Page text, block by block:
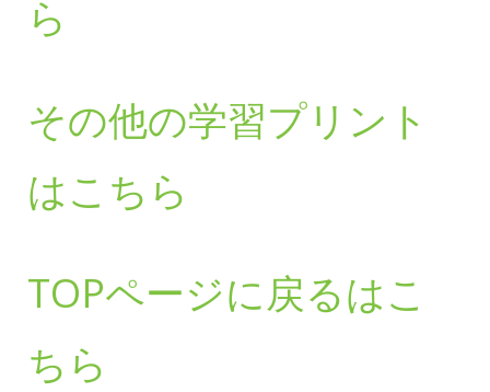
ら
その他の学習プリント
はこちら
TOPページに戻るはこ
ちら